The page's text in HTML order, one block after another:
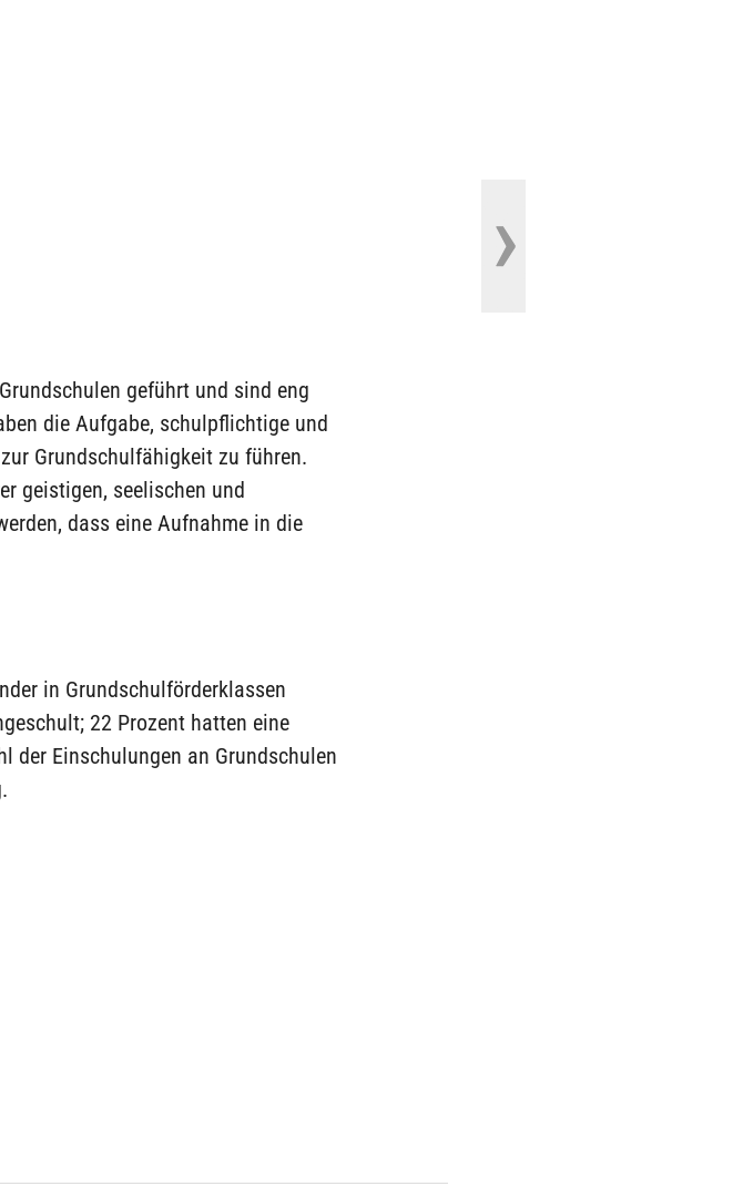
geführt und sind eng
die Aufgabe, schulpflichtige und
Grundschulfähigkeit zu führen.
geistigen, seelischen und
dass eine Aufnahme in die
in Grundschulförderklassen
22 Prozent hatten eine
der Einschulungen an Grundschulen